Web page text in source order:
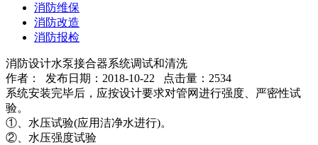
消防维保
消防改造
消防报检
消防设计水泵接合器系统调试和清洗
作者： 发布日期：2018-10-22 点击量：2534
系统安装完毕后，应按设计要求对管网进行强度、严密性试
验。
①、水压试验(应用洁净水进行)。
②、水压强度试验